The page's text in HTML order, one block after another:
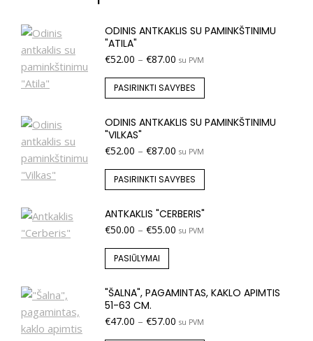
ODINIS ANTKAKLIS SU PAMINKŠTINIMU
"ATILA"
€52.00 – €87.00 su PVM
PASIRINKTI SAVYBES
ODINIS ANTKAKLIS SU PAMINKŠTINIMU
"VILKAS"
€52.00 – €87.00 su PVM
PASIRINKTI SAVYBES
ANTKAKLIS "CERBERIS"
€50.00 – €55.00 su PVM
PASIŪLYMAI
"ŠALNA", PAGAMINTAS, KAKLO APIMTIS
51-63 CM.
€47.00 – €57.00 su PVM